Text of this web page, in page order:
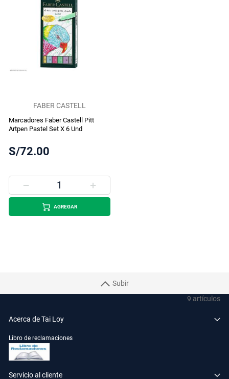
9 artículos
FABER CASTELL
Marcadores Faber Castell Pitt
Artpen Pastel Set X 6 Und
S/72.00
AGREGAR
Subir
Acerca de Tai Loy
Libro de reclamaciones
Servicio al cliente